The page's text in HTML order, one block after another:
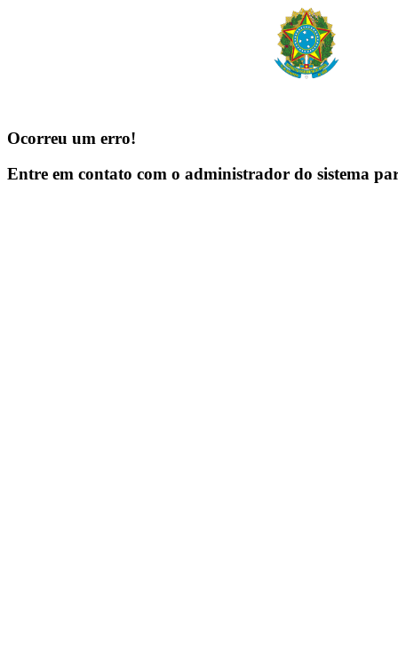
Ocorreu um erro!
Entre em contato com o administrador do sistema